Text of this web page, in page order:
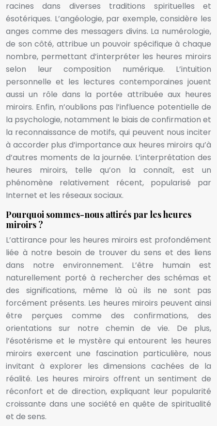
racines dans diverses traditions spirituelles et
ésotériques. L’angéologie, par exemple, considère les
anges comme des messagers divins. La numérologie,
de son côté, attribue un pouvoir spécifique à chaque
nombre, permettant d’interpréter les heures miroirs
selon leur composition numérique. L’intuition
personnelle et les lectures contemporaines jouent
aussi un rôle dans la portée attribuée aux heures
miroirs. Enfin, n’oublions pas l’influence potentielle de
la psychologie, notamment le biais de confirmation et
la reconnaissance de motifs, qui peuvent nous inciter
à accorder plus d’importance aux heures miroirs qu’à
d’autres moments de la journée. L’interprétation des
heures miroirs, telle qu’on la connaît, est un
phénomène relativement récent, popularisé par
Internet et les réseaux sociaux.
Pourquoi sommes-nous attirés par les heures
miroirs ?
L’attirance pour les heures miroirs est profondément
liée à notre besoin de trouver du sens et des liens
dans notre environnement. L’être humain est
naturellement porté à rechercher des schémas et
des significations, même là où ils ne sont pas
forcément présents. Les heures miroirs peuvent ainsi
être perçues comme des confirmations, des
orientations sur notre chemin de vie. De plus,
l’ésotérisme et le mystère qui entourent les heures
miroirs exercent une fascination particulière, nous
invitant à explorer les dimensions cachées de la
réalité. Les heures miroirs offrent un sentiment de
réconfort et de direction, expliquant leur popularité
croissante dans une société en quête de spiritualité
et de sens.